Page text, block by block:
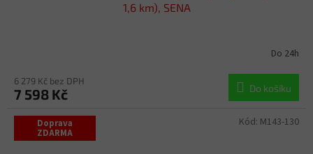
1,6 km), SENA
Do 24h
6 279 Kč bez DPH
7 598 Kč Do košíku
Doprava
ZDARMA
Kód: M143-130